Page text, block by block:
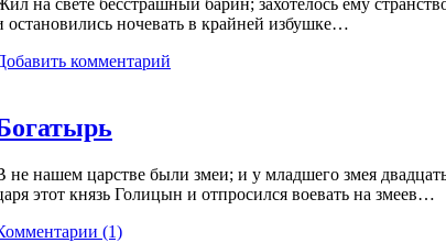
на свете бесстрашный барин; захотелось ему
остановились ночевать в крайней избушке…
комментарий
не нашем царстве были змеи; и у младшего змея
этот князь Голицын и отпросился воевать на змеев…
(1)